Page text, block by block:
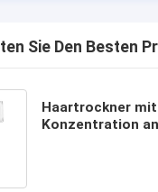
Sie Den Besten
Haartrockner
Konzentration